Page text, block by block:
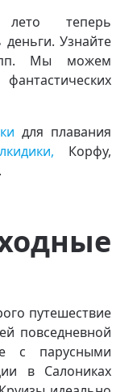
теперь
Узнайте
Мы можем
для плавания
Корфу,
путешествие
повседневной
с парусными
в Салониках